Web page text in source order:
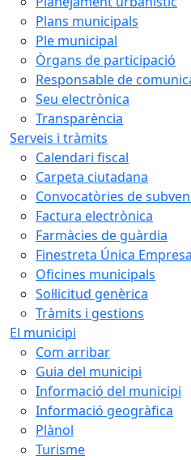
Plans municipals
Ple municipal
Òrgans de participació
Responsable de
Seu electrònica
Transparència
Serveis i tràmits
Calendari fiscal
Carpeta ciutadana
Convocatòries de
Factura electrònica
Farmàcies de guàrdia
Finestreta Única
Oficines municipals
Sol·licitud genèrica
Tràmits i gestions
El municipi
Com arribar
Guia del municipi
Informació del municipi
Informació geogràfica
Plànol
Turisme